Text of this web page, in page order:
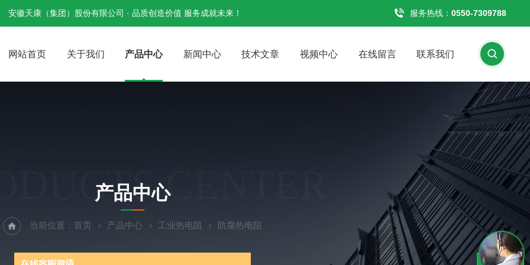
安徽天康（集团）股份有限公司 · 品质创造价值 服务成就未来！ 服务热线： 0550-7309788
网站首页 关于我们 产品中心 新闻中心 技术文章 视频中心 在线留言 联系我们
CENTER
产品中心
当前位置： 首页 产品中心 工业热电阻 防腐热电阻